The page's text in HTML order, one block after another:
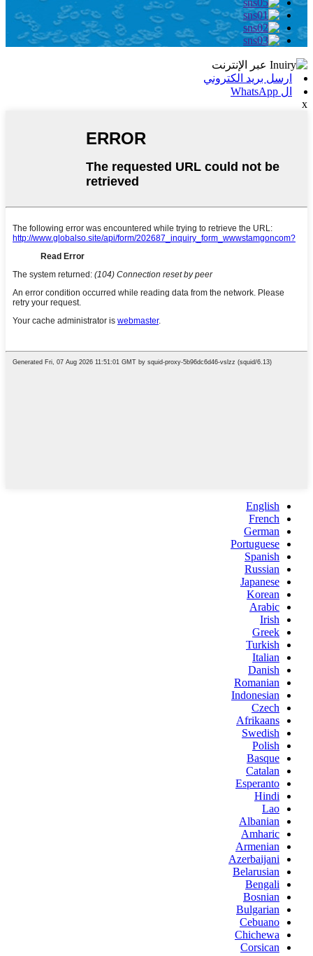
ارسل بريد الكتروني
ال WhatsApp
x
English
French
German
Portuguese
Spanish
Russian
Japanese
Korean
Arabic
Irish
Greek
Turkish
Italian
Danish
Romanian
Indonesian
Czech
Afrikaans
Swedish
Polish
Basque
Catalan
Esperanto
Hindi
Lao
Albanian
Amharic
Armenian
Azerbaijani
Belarusian
Bengali
Bosnian
Bulgarian
Cebuano
Chichewa
Corsican